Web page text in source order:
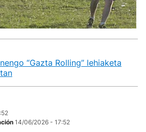
“Gazta Rolling” lehiaketa
14/06/2026 - 17:52